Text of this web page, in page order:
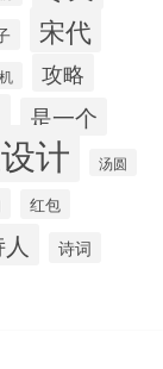
宋代
攻略
是一个
计 汤圆
红包
诗词